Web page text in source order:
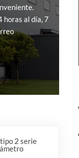
horas al día, 7
2 serie